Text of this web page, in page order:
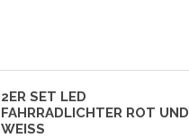
2ER SET LED
FAHRRADLICHTER ROT UND
WEISS